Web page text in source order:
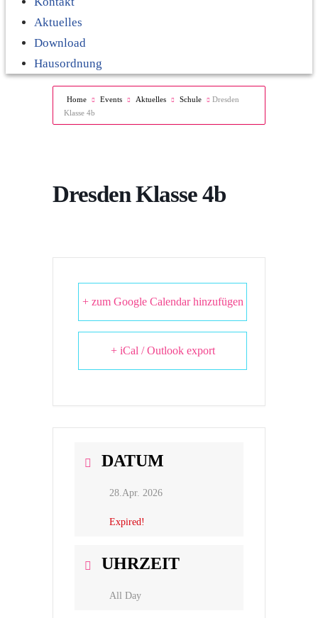
Aktuelles
Download
Hausordnung
Home Events Aktuelles Schule
Dresden
Klasse 4b
Dresden Klasse 4b
+ zum Google Calendar hinzufügen
+ iCal / Outlook export
DATUM
28.Apr. 2026
Expired!
UHRZEIT
All Day